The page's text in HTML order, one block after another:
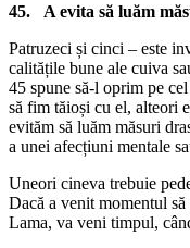
45. A evita să luăm
Patruzeci și cinci – este
calitățile bune ale cuiva
45 spune să-l oprim pe
să fim tăioși cu el, alteori
evităm să luăm măsuri
a unei afecțiuni mentale
Uneori cineva trebuie
Dacă a venit momentul
Lama, va veni timpul,